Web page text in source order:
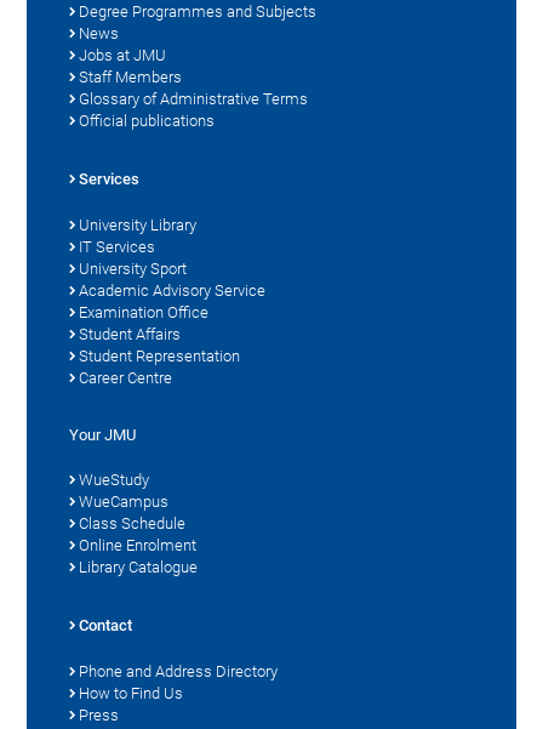
Degree Programmes and Subjects
News
Jobs at JMU
Staff Members
Glossary of Administrative Terms
Official publications
Services
University Library
IT Services
University Sport
Academic Advisory Service
Examination Office
Student Affairs
Student Representation
Career Centre
Your JMU
WueStudy
WueCampus
Class Schedule
Online Enrolment
Library Catalogue
Contact
Phone and Address Directory
How to Find Us
Press